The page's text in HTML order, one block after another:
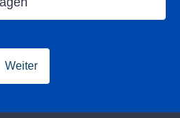
Weiter